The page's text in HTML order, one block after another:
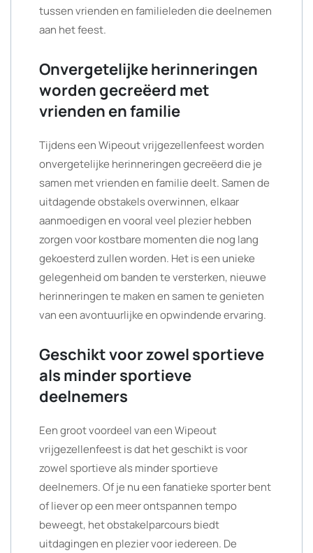
tussen vrienden en familieleden die deelnemen
aan het feest.
Onvergetelijke herinneringen
worden gecreëerd met
vrienden en familie
Tijdens een Wipeout vrijgezellenfeest worden
onvergetelijke herinneringen gecreëerd die je
samen met vrienden en familie deelt. Samen de
uitdagende obstakels overwinnen, elkaar
aanmoedigen en vooral veel plezier hebben
zorgen voor kostbare momenten die nog lang
gekoesterd zullen worden. Het is een unieke
gelegenheid om banden te versterken, nieuwe
herinneringen te maken en samen te genieten
van een avontuurlijke en opwindende ervaring.
Geschikt voor zowel sportieve
als minder sportieve
deelnemers
Een groot voordeel van een Wipeout
vrijgezellenfeest is dat het geschikt is voor
zowel sportieve als minder sportieve
deelnemers. Of je nu een fanatieke sporter bent
of liever op een meer ontspannen tempo
beweegt, het obstakelparcours biedt
uitdagingen en plezier voor iedereen. De